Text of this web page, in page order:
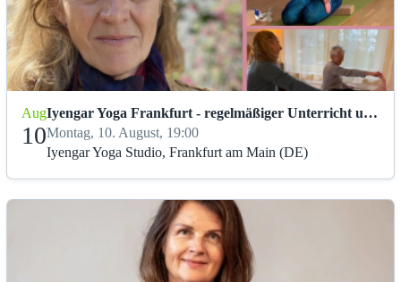
Aug
10
Iyengar Yoga Frankfurt - regelmäßiger Unterricht um 19 Uhr
Montag, 10. August, 19:00
Iyengar Yoga Studio, Frankfurt am Main (DE)